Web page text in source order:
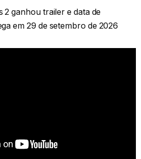
2 ganhou trailer e data de
em 29 de setembro de 2026